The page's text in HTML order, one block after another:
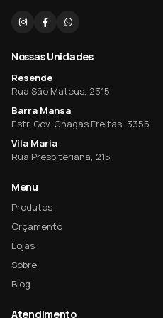
Nossas Unidades
Resende
Rua São Mateus, 2315
Barra Mansa
Estr. Gov. Chagas Freitas, 3355
Vila Maria
Rua Presbiteriana, 215
Menu
Produtos
Orçamento
Lojas
Sobre
Blog
Atendimento